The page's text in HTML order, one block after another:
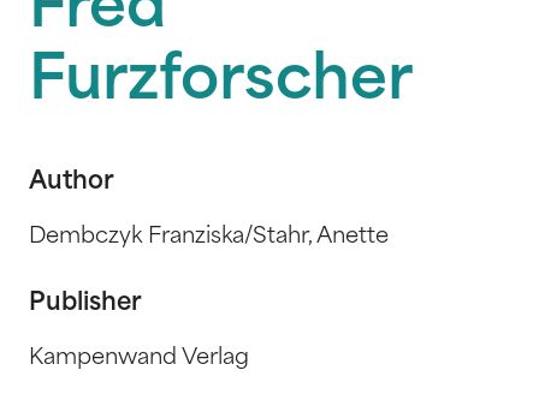
Furzforscher
Author
Dembczyk Franziska/Stahr, Anette
Publisher
Kampenwand Verlag